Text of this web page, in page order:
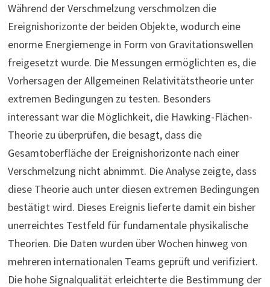
Während der Verschmelzung verschmolzen die
Ereignishorizonte der beiden Objekte, wodurch eine
enorme Energiemenge in Form von Gravitationswellen
freigesetzt wurde. Die Messungen ermöglichten es, die
Vorhersagen der Allgemeinen Relativitätstheorie unter
extremen Bedingungen zu testen. Besonders
interessant war die Möglichkeit, die Hawking-Flächen-
Theorie zu überprüfen, die besagt, dass die
Gesamtoberfläche der Ereignishorizonte nach einer
Verschmelzung nicht abnimmt. Die Analyse zeigte, dass
diese Theorie auch unter diesen extremen Bedingungen
bestätigt wird. Dieses Ereignis lieferte damit ein bisher
unerreichtes Testfeld für fundamentale physikalische
Theorien. Die Daten wurden über Wochen hinweg von
mehreren internationalen Teams geprüft und verifiziert.
Die hohe Signalqualität erleichterte die Bestimmung der